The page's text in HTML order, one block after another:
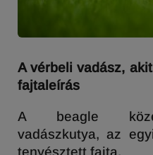
A vérbeli vadász,
fajtaleírás
A beagle
vadászkutya, az
tenyésztett fajta.